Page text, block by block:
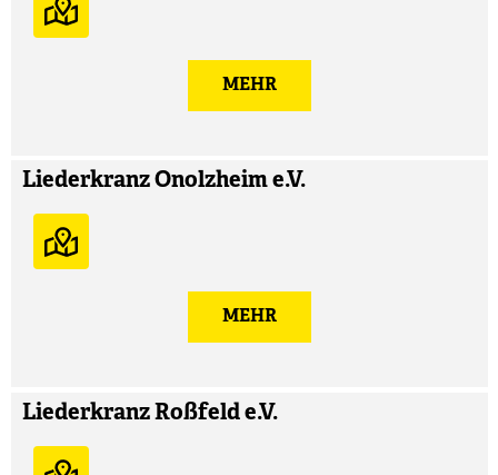
MEHR
Liederkranz Onolzheim e.V.
MEHR
Liederkranz Roßfeld e.V.